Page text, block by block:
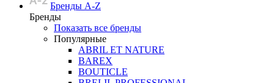
Бренды A-Z
Бренды
Показать все бренды
Популярные
ABRIL ET NATURE
BAREX
BOUTICLE